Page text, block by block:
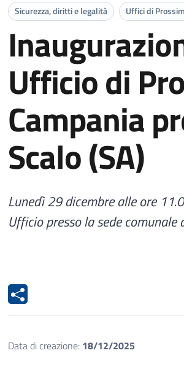
Sicurezza, diritti e legalità Uffici di
Ufficio di
Campania
Scalo (SA)
Lunedì 29 dicembre alle ore
Ufficio presso la sede comunale
Data di creazione: 18/12/2025